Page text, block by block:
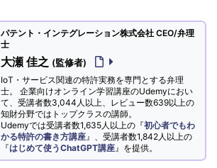
パテント・インテグレーション株式会社 CEO/弁理
士
大瀬 佳之 (監修者)
IoT・サービス関連の特許実務を専門とする弁理
士。 企業向けオンライン学習講座のUdemyにおい
て、受講者数3,044人以上、レビュー数639以上の
知財分野ではトップクラスの講師。
Udemyでは受講者数1,635人以上の『初心者でもわ
かる特許の書き方講座 』、受講者数1,842人以上の
『はじめて使うChatGPT講座 』を提供。